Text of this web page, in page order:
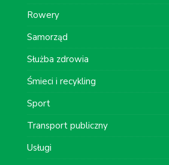
Rowery
Samorząd
Służba zdrowia
Śmieci i recykling
Sport
Transport publiczny
Usługi